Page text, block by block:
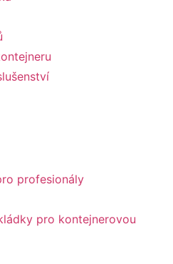
profesionály
pro kontejnerovou